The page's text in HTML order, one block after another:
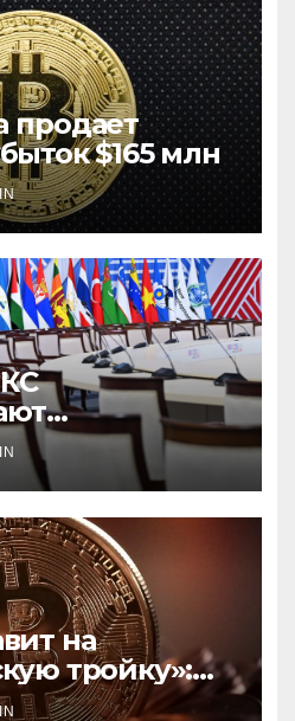
продает
$165 млн
на базе
на
тройку»:
и ETH